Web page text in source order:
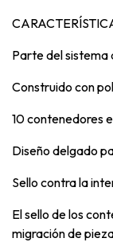
Parte del
Construido con
10 contenedores
Diseño delgado
Sello contra la
El sello de los
migración de